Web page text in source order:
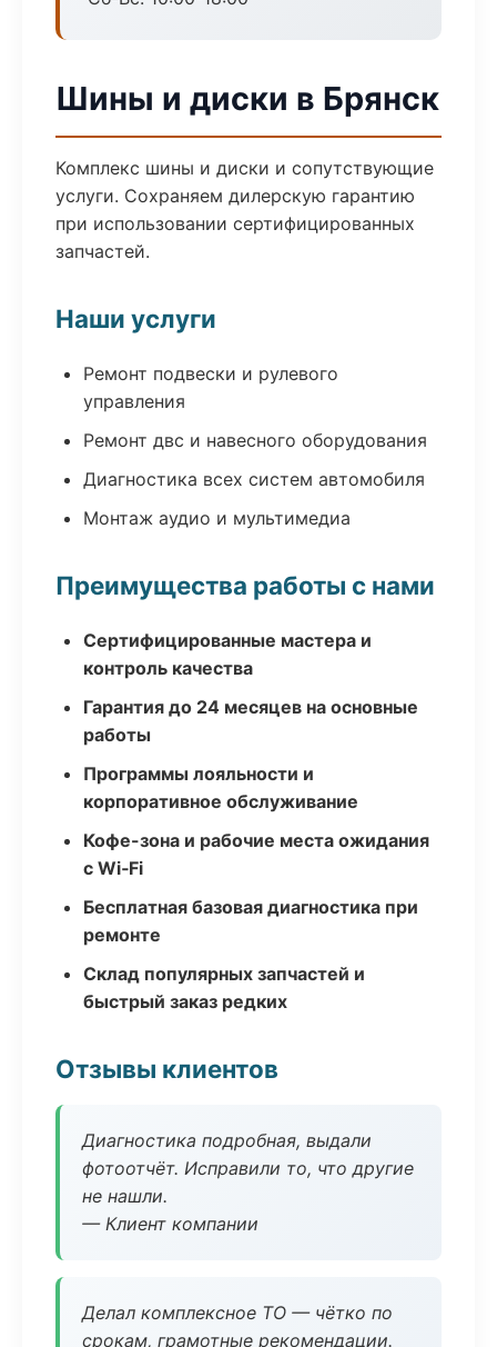
Шины и диски в Брянск
Комплекс шины и диски и сопутствующие
услуги. Сохраняем дилерскую гарантию
при использовании сертифицированных
запчастей.
Наши услуги
Ремонт подвески и рулевого
управления
Ремонт двс и навесного оборудования
Диагностика всех систем автомобиля
Монтаж аудио и мультимедиа
Преимущества работы с нами
Сертифицированные мастера и
контроль качества
Гарантия до 24 месяцев на основные
работы
Программы лояльности и
корпоративное обслуживание
Кофе-зона и рабочие места ожидания
с Wi‑Fi
Бесплатная базовая диагностика при
ремонте
Склад популярных запчастей и
быстрый заказ редких
Отзывы клиентов
Диагностика подробная, выдали
фотоотчёт. Исправили то, что другие
не нашли.
— Клиент компании
Делал комплексное ТО — чётко по
срокам, грамотные рекомендации.